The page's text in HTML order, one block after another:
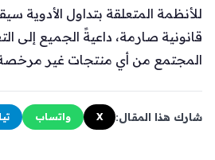
للأنظمة المتعلقة بتداول الأدوية
قانونية صارمة، داعيةً الجميع إلى
المجتمع من أي منتجات غير
شارك هذا المقال: X واتساب